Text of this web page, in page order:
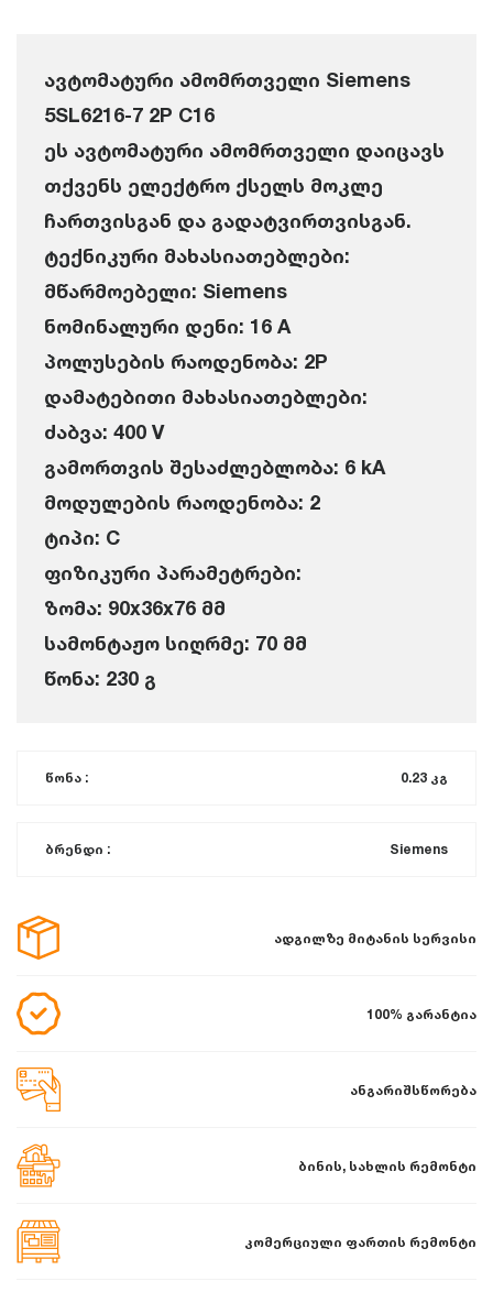
ავტომატური ამომრთველი Siemens
5SL6216-7 2P C16
ეს ავტომატური ამომრთველი დაიცავს
თქვენს ელექტრო ქსელს მოკლე
ჩართვისგან და გადატვირთვისგან.
ტექნიკური მახასიათებლები:
მწარმოებელი: Siemens
ნომინალური დენი: 16 A
პოლუსების რაოდენობა: 2P
დამატებითი მახასიათებლები:
ძაბვა: 400 V
გამორთვის შესაძლებლობა: 6 kA
მოდულების რაოდენობა: 2
ტიპი: C
ფიზიკური პარამეტრები:
ზომა: 90x36x76 მმ
სამონტაჟო სიღრმე: 70 მმ
წონა: 230 გ
წონა : 0.23 კგ
ბრენდი : Siemens
ადგილზე მიტანის სერვისი
100% გარანტია
ანგარიშსწორება
ბინის, სახლის რემონტი
კომერციული ფართის რემონტი